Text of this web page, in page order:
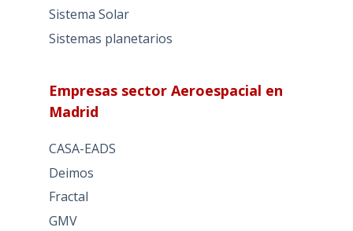
Sistema Solar
Sistemas planetarios
Empresas sector Aeroespacial en
Madrid
CASA-EADS
Deimos
Fractal
GMV